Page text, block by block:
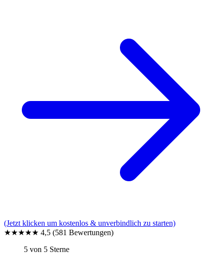
(Jetzt klicken um kostenlos & unverbindlich zu starten)
★★★★★ 4,5 (581 Bewertungen)
5 von 5 Sterne